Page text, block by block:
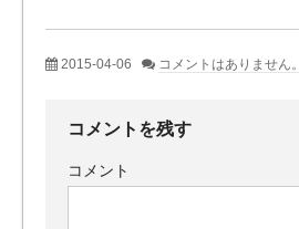
2015-04-06 コメントはありません。
コメントを残す
コメント